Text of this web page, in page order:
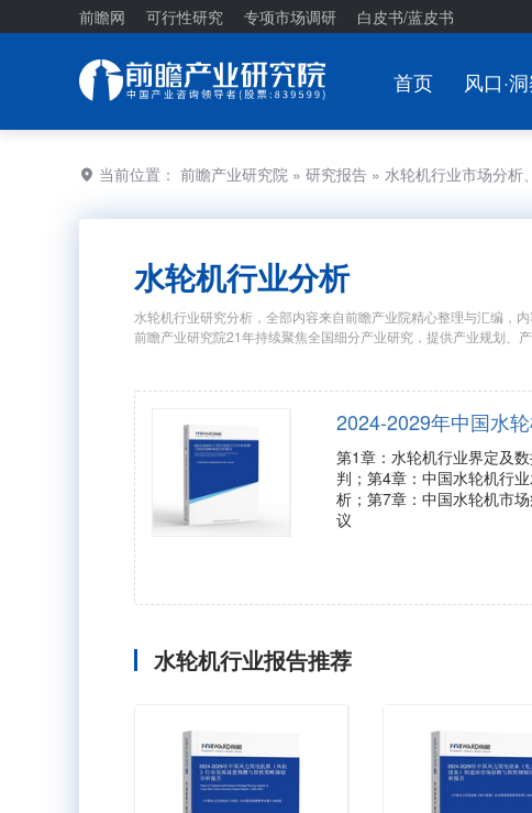
前瞻网 可行性研究 专项市场调研 白皮书/蓝皮书
首页 风口·
当前位置： 前瞻产业研究院 » 研究报告 » 水轮机行业市场分析
水轮机行业分析
水轮机行业研究分析，全部内容来自前瞻产业院精心整理与汇编，
前瞻产业研究院21年持续聚焦全国细分产业研究，提供产业规划、
2024-2029年中国水
第1章：水轮机行业界定及
判；第4章：中国水轮机行
析；第7章：中国水轮机市
议
水轮机行业报告推荐